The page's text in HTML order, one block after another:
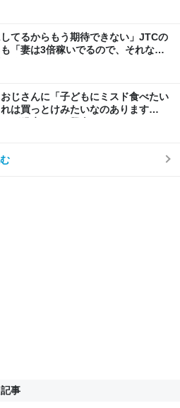
先で嫌われたら終わりと思い、張り
てるからもう期待できない」JTCの
「妻は3倍稼いでるので、それなら
くなった
じさんに「子どもにミスド食べたい
は買っとけみたいなのあります
が発生して、興奮した
事